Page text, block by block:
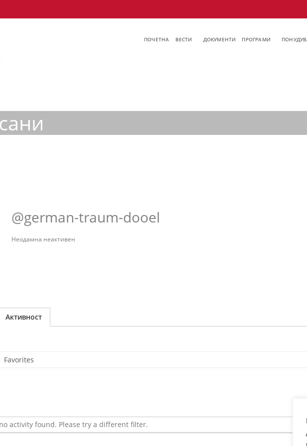
ПОЧЕТНА ВЕСТИ ДОКУМЕНТИ ПРОГРАМИ
@german-traum-dooel
Неодамна неактивен
Активност
Favorites
activity found. Please try a different filter.